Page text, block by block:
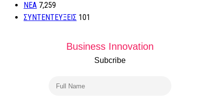
ΝΕΑ 7,259
ΣΥΝΤΕΝΤΕΥΞΕΙΣ 101
Business Innovation
Subcribe